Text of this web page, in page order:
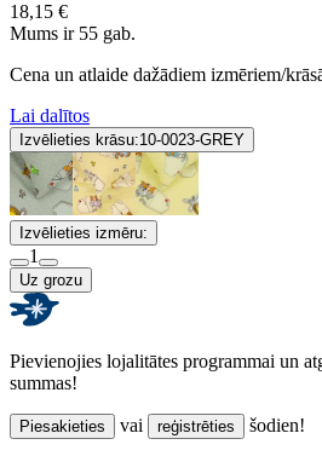
18,15 €
Mums ir 55 gab.
Cena un atlaide dažādiem izmēriem/
Lai dalītos
Izvēlieties krāsu:10-0023-GREY
Izvēlieties izmēru:
1
Uz grozu
Pievienojies lojalitātes programmai un
summas!
Piesakieties vai reģistrēties šodien!